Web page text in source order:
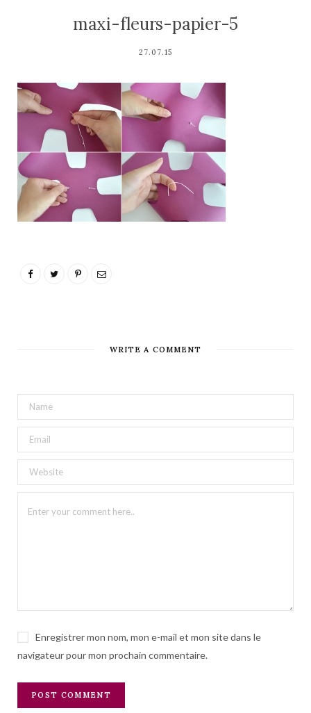
maxi-fleurs-papier-5
27.07.15
WRITE A COMMENT
Enregistrer mon nom, mon e-mail et mon site dans le
navigateur pour mon prochain commentaire.